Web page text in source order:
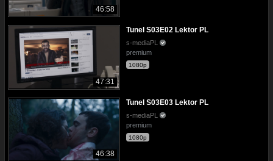
46:58
47:31
Tunel S03E02 Lektor PL
s-mediaPL
premium
1080p
46:38
Tunel S03E03 Lektor PL
s-mediaPL
premium
1080p